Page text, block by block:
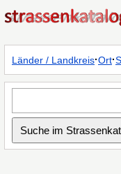
Länder / Landkreis·Ort·